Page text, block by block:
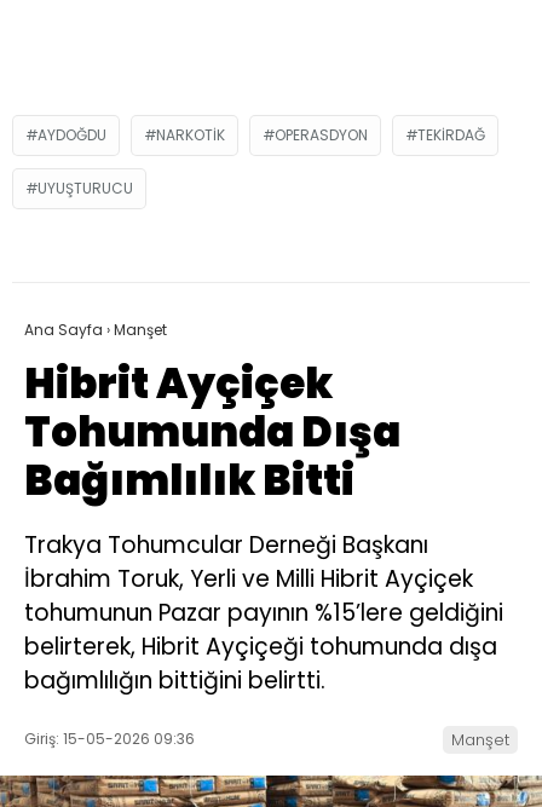
AYDOĞDU NARKOTIK OPERASDYON TEKIRDAĞ
UYUŞTURUCU
Ana Sayfa ›Manşet
Hibrit Ayçiçek
Tohumunda Dışa
Bağımlılık Bitti
Trakya Tohumcular Derneği Başkanı
İbrahim Toruk, Yerli ve Milli Hibrit Ayçiçek
tohumunun Pazar payının %15’lere geldiğini
belirterek, Hibrit Ayçiçeği tohumunda dışa
bağımlılığın bittiğini belirtti.
Giriş: 15-05-2026 09:36 Manşet